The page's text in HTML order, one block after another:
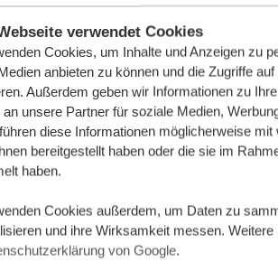
verwendet Cookies
Cookies, um Inhalte und Anzeigen zu
anbieten zu können und die Zugriffe
Außerdem geben wir Informationen zu
unsere Partner für soziale Medien,
diese Informationen möglicherweise
bereitgestellt haben oder die sie im
haben.
Cookies außerdem, um Daten zu
und ihre Wirksamkeit messen. Weitere
von Google.